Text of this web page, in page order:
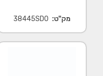
מק"ט: 38445SD0